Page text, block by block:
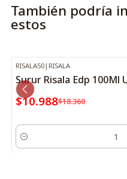
También podría
estos
-40%OFF
RISALA50 | RISALA
Surur Risala Edp 100Ml
$10.988$18.360
Cantidad